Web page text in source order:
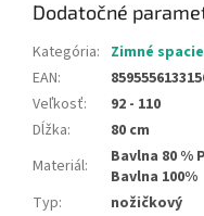
Dodatočné
Kategória: Zimné
EAN:
Veľkosť:
92 - 110
Dĺžka:
80 cm
Materiál:
Bavlna 80 %
Bavlna 100%
Typ:
nožičkový